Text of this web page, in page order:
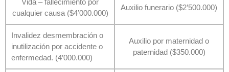
cualquier causa ($4’000.000)
Auxilio funerario ($2’500.000)
Invalidez desmembración o
inutilización por accidente o
enfermedad. (4’000.000)
Auxilio por maternidad o
paternidad ($350.000)